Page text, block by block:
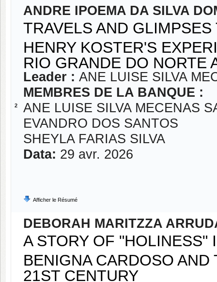
2
ANDRE IPOEMA DA SILVA
TRAVELS AND
HENRY KOSTER'S
RIO GRANDE DO
Leader : ANE LUISE SILVA
MEMBRES DE LA BANQUE :
ANE LUISE SILVA MECENAS
EVANDRO DOS SANTOS
SHEYLA FARIAS SILVA
Data: 29 avr. 2026
Afficher le Résumé
DEBORAH MARITZZA
A STORY OF "HOLINESS"
BENIGNA CARDOSO
21ST CENTURY